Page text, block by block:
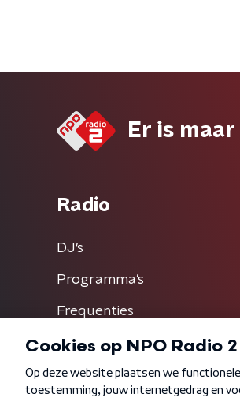
Er is maar
Radio
DJ’s
Programma's
Frequenties
Algemene voorwaarden